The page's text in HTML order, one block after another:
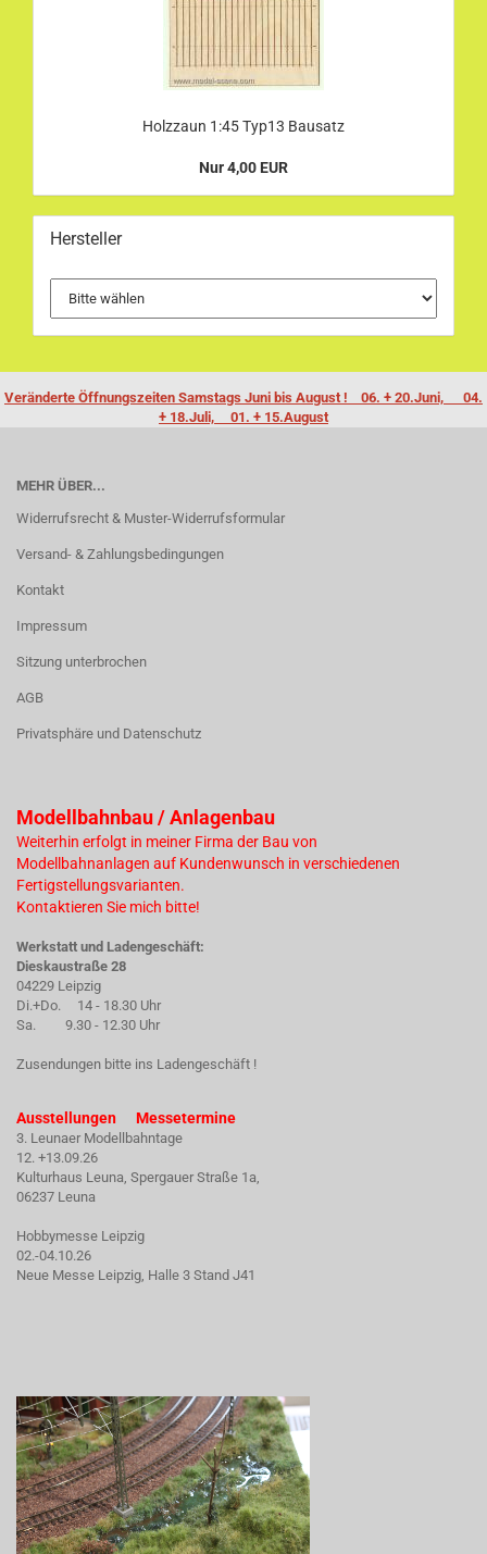
Holzzaun 1:45 Typ13 Bausatz
Nur 4,00 EUR
Hersteller
Veränderte Öffnungszeiten Samstags Juni bis August ! 06. + 20.Juni, 04.
+ 18.Juli, 01. + 15.August
MEHR ÜBER...
Widerrufsrecht & Muster-Widerrufsformular
Versand- & Zahlungsbedingungen
Kontakt
Impressum
Sitzung unterbrochen
AGB
Privatsphäre und Datenschutz
Modellbahnbau / Anlagenbau
Weiterhin erfolgt in meiner Firma der Bau von
Modellbahnanlagen auf Kundenwunsch in verschiedenen
Fertigstellungsvarianten.
Kontaktieren Sie mich bitte!
Werkstatt und Ladengeschäft:
Dieskaustraße 28
04229 Leipzig
Di.+Do. 14 - 18.30 Uhr
Sa. 9.30 - 12.30 Uhr
Zusendungen bitte ins Ladengeschäft !
Ausstellungen Messetermine
3. Leunaer Modellbahntage
12. +13.09.26
Kulturhaus Leuna, Spergauer Straße 1a,
06237 Leuna
Hobbymesse Leipzig
02.-04.10.26
Neue Messe Leipzig, Halle 3 Stand J41